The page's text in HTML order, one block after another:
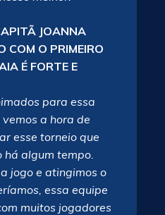
JOANNA
COM O PRIMEIRO
É FORTE E
para essa
a hora de
esse torneio que
algum tempo.
jogo e atingimos o
essa equipe
muitos jogadores